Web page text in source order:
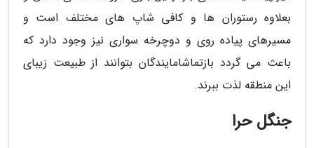
بعلاوه رستوران ها و کافی شاپ های مختلف است و
مسیرهای پیاده روی و دوچرخه سواری نیز وجود دارد که
باعث می گردد بازتماشامایندگان بتوانند از طبیعت زیبای
این منطقه لذت ببرند.
جنگل حرا